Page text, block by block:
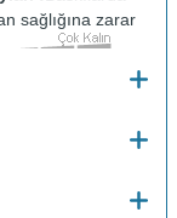
sağlığına zarar